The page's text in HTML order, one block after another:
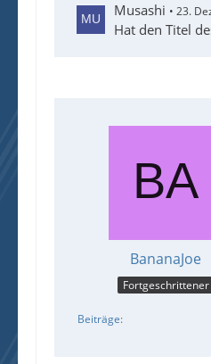
Musashi 23.
Hat den Titel
BananaJoe
Fortgeschrittener
Beiträge